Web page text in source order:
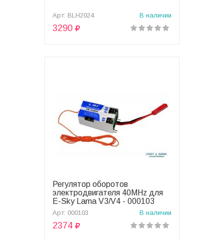
Арт: BLH2024 В наличии
3290
В корзину
Регулятор оборотов
электродвигателя 40MHz для
E-Sky Lama V3/V4 - 000103
Арт: 000103 В наличии
2374